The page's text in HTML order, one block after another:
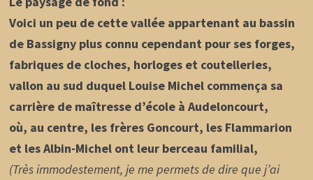
Voici un peu de cette vallée appartenant au bassin
de Bassigny plus connu cependant pour ses forges,
fabriques de cloches, horloges et coutelleries,
vallon au sud duquel Louise Michel commença sa
carrière de maîtresse d’école à Audeloncourt,
où, au centre, les frères Goncourt, les Flammarion
et les Albin-Michel ont leur berceau familial,
(Très immodestement, je me permets de dire que j’ai